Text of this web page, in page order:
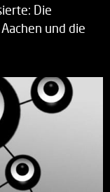
Die
und die